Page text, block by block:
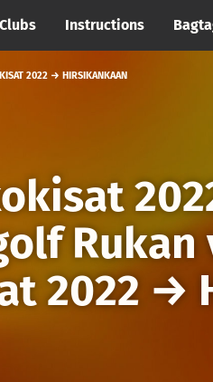
Clubs Instructions
2022 → HIRSIKANKAAN
2022 →